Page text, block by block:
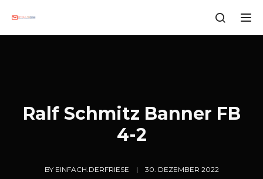
Ralf Schmitz Banner FB
4-2
BY EINFACH.DERFRIESE 30. DEZEMBER 2022